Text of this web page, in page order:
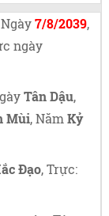
7/8/2039,
ngày
Tân Dậu,
Mùi, Năm Kỷ
Đạo, Trực: